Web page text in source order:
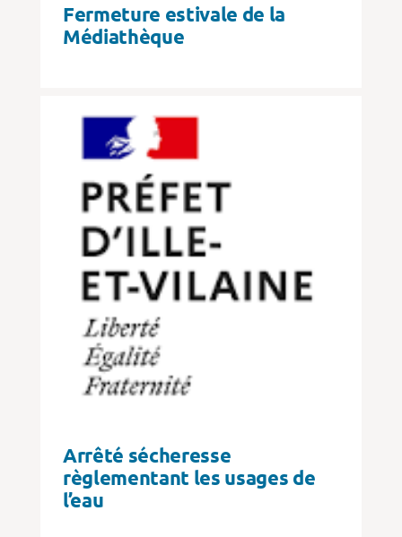
Fermeture estivale de la
Médiathèque
Arrêté sécheresse
règlementant les usages de
l’eau